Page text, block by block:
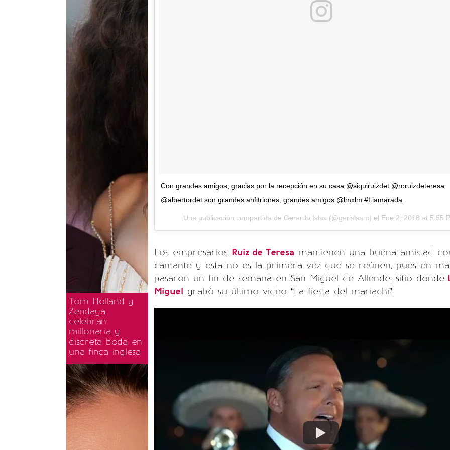
Tom Holland y
Zendaya
celebran
millonaria y
discreta boda en
una finca inglesa
Con grandes amigos, gracias por la recepción en su casa @siquiruizdet @roruizdeteresa
@albertordet son grandes anfitriones, grandes amigos @lmxlm #Llamarada
Una publicación compartida de Gerardo Islas (@gerislasm) el Ene 2, 2018 at 5:55
Los empresarios Ruiz de Teresa mantienen una buena amistad
cantante y esta no es la primera vez que se reúnen, pues en
pasaron un fin de semana en San Miguel de Allende, sitio donde
Miguel grabó su último video “La fiesta del mariachi”.